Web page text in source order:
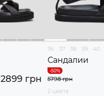
2899 грн
36 37 38 39 40
Сандалии
5798 грн
2 цвета